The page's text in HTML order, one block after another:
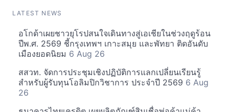
LATEST NEWS
อโกด้าเผยชาวยุโรปสนใจเดินทางสู่เอเชียในช่วงฤดูร้อน
ปีพ.ศ. 2569 ชี้กรุงเทพฯ เกาะสมุย และพัทยา ติดอันดับ
เมืองยอดนิยม 6 Aug 26
สสวท. จัดการประชุมเชิงปฏิบัติการแลกเปลี่ยนเรียนรู้
สำหรับผู้รับทุนโอลิมปิกวิชาการ ประจำปี 2569 6 Aug
26